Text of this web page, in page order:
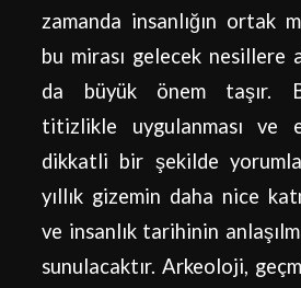
zamanda insanlığın ortak
bu mirası gelecek nesillere
da büyük önem taşır.
titizlikle uygulanması ve
dikkatli bir şekilde
yıllık gizemin daha nice
ve insanlık tarihinin
sunulacaktır. Arkeoloji,